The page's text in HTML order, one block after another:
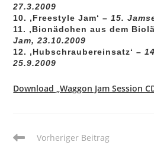
27.3.2009
10. ‚Freestyle Jam‘ –15.
11. ‚Bionädchen aus dem
Jam, 23.10.2009
12. ‚Hubschraubereinsatz‘ –
25.9.2009
Download „Waggon Jam Session
WeitereVorheriger Beitrag